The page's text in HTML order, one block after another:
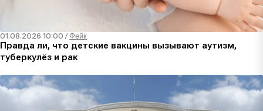
01.08.2026 10:00 /Фейк
Правда ли, что детские вакцины вызывают аутизм,
туберкулёз и рак